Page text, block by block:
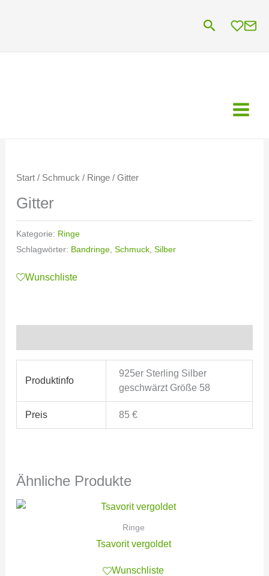
Suchen
Start/ Schmuck / Ringe/ Gitter
Gitter
Kategorie: Ringe
Schlagwörter: Bandringe, Schmuck, Silber
Wunschliste
Produktinfo
925er Sterling Silber
geschwärzt Größe 58
Preis 85 €
Ähnliche Produkte
Ringe
Tsavorit vergoldet
Wunschliste